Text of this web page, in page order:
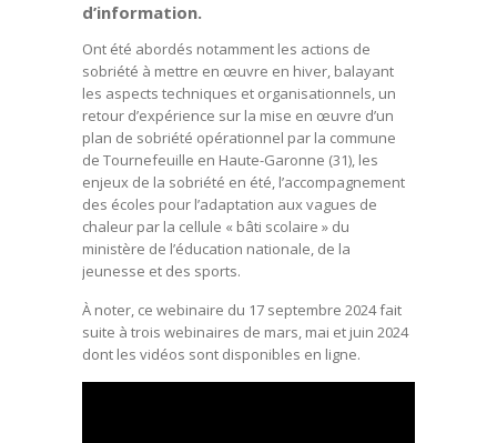
d’information.
Ont été abordés notamment les actions de
sobriété à mettre en œuvre en hiver, balayant
les aspects techniques et organisationnels, un
retour d’expérience sur la mise en œuvre d’un
plan de sobriété opérationnel par la commune
de Tournefeuille en Haute-Garonne (31), les
enjeux de la sobriété en été, l’accompagnement
des écoles pour l’adaptation aux vagues de
chaleur par la cellule « bâti scolaire » du
ministère de l’éducation nationale, de la
jeunesse et des sports.
À noter, ce webinaire du 17 septembre 2024 fait
suite à trois webinaires de mars, mai et juin 2024
dont les vidéos sont disponibles en ligne.